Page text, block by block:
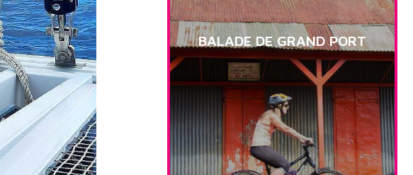
BALADE DE GRAND PORT